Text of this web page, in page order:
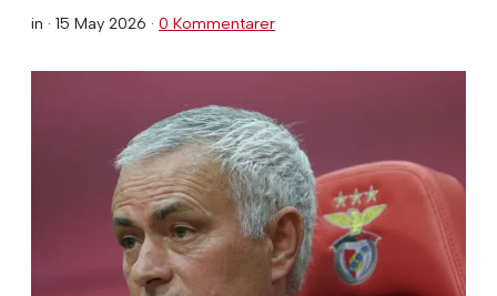
in · 15 May 2026 · 0 Kommentarer